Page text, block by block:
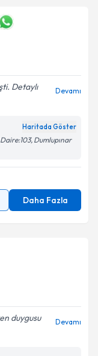
Detaylı
Devamı
Haritada Göster
Dumlupınar
Daha Fazla
duygusu
Devamı